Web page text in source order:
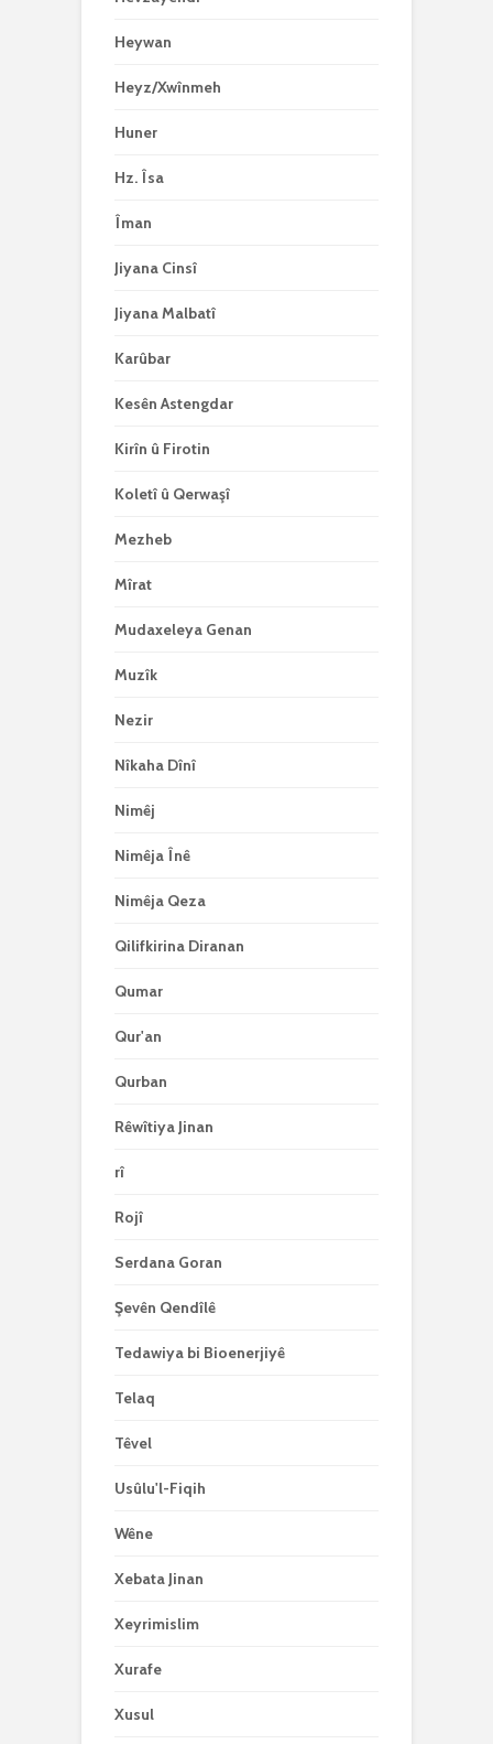
Heywan
Heyz/Xwînmeh
Huner
Hz. Îsa
Îman
Jiyana Cinsî
Jiyana Malbatî
Karûbar
Kesên Astengdar
Kirîn û Firotin
Koletî û Qerwaşî
Mezheb
Mîrat
Mudaxeleya Genan
Muzîk
Nezir
Nîkaha Dînî
Nimêj
Nimêja Înê
Nimêja Qeza
Qilifkirina Diranan
Qumar
Qur'an
Qurban
Rêwîtiya Jinan
rî
Rojî
Serdana Goran
Şevên Qendîlê
Tedawiya bi Bioenerjiyê
Telaq
Têvel
Usûlu'l-Fiqih
Wêne
Xebata Jinan
Xeyrimislim
Xurafe
Xusul